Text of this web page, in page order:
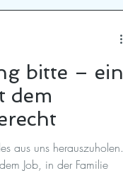
bitte – ein
dem
aus uns herauszuholen.
Job, in der Familie